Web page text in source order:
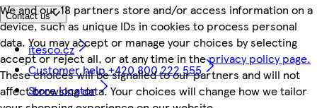
We and our 18 partners store and/or access information on a
device, such as unique IDs in cookies to process personal
data. You may accept or manage your choices by selecting
accept or reject all, or at any time in theprivacy policy page.
These choices will be signalled to our partners and will not
affect browsing data. Your choices will change how we tailor
Contact us
itesco.cz
Customer help +420 800 222 555
Store locator